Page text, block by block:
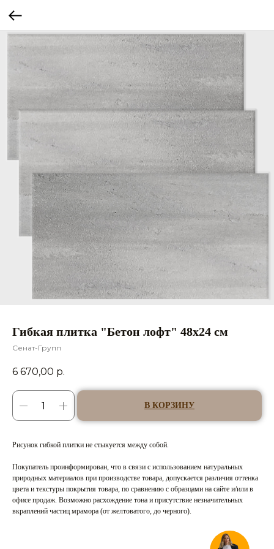
Гибкая плитка "Бетон лофт" 48х24 см
Сенат-Групп
6 670,00 р.
В КОРЗИНУ
Рисунок гибкой плитки не стыкуется между собой.
Покупатель проинформирован, что в связи с использованием натуральных
природных материалов при производстве товара, допускается различия оттенка
цвета и текстуры покрытия товара, по сравнению с образцами на сайте и/или в
офисе продаж. Возможно расхождение тона и присутствие незначительных
вкраплений частиц мрамора (от желтоватого, до черного).